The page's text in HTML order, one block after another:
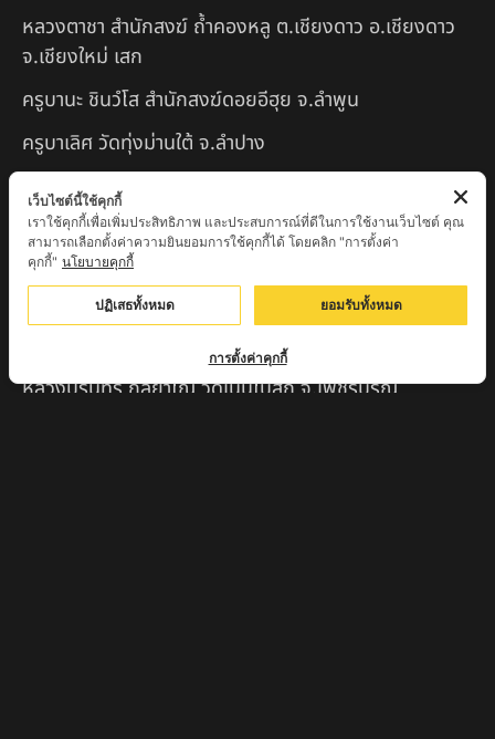
หลวงตาชา สำนักสงฆ์ ถ้ำคองหลู ต.เชียงดาว อ.เชียงดาว
จ.เชียงใหม่ เสก
ครูบานะ ชินวํโส สำนักสงฆ์ดอยอีฮุย จ.ลำพูน
ครูบาเลิศ วัดทุ่งม่านใต้ จ.ลำปาง
หลวงปู่หนู นรินโท วัดวังท่าดี จ.เพชรบูรณ์
ครูบาทอง วัดก้อท่า จ.ลำพูน
ครูบาตุ๊เจ้าปู่หว่าหลิ่ง วิระทะโย วัดเวฬุวัน อ.เชียงดาว
จ.เชียงใหม่
ครูบาศรี สุจิตโต บ้านสบก๋ง จ.ลำปาง
หลวงปู่รินทร์ กลฺยาโณ วัดเนินโบสถ์ จ.เพชรบูรณ์
เว็บไซต์นี้ใช้คุกกี้
เราใช้คุกกี้เพื่อเพิ่มประสิทธิภาพ และประสบการณ์ที่ดีในการใช้งานเว็บไซต์ คุณ
สามารถเลือกตั้งค่าความยินยอมการใช้คุกกี้ได้ โดยคลิก "การตั้งค่า
คุกกี้" นโยบายคุกกี้
ปฏิเสธทั้งหมด ยอมรับทั้งหมด
การตั้งค่าคุกกี้